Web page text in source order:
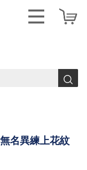
名異練上花紋